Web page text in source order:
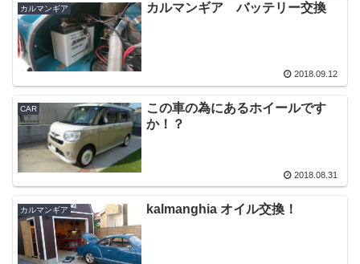
カルマンギア カルマンギア バッテリー交換
2018.09.12
CAR
この車の為にあるホイールです
か！？
2018.08.31
カルマンギア kalmanghia オイル交換！